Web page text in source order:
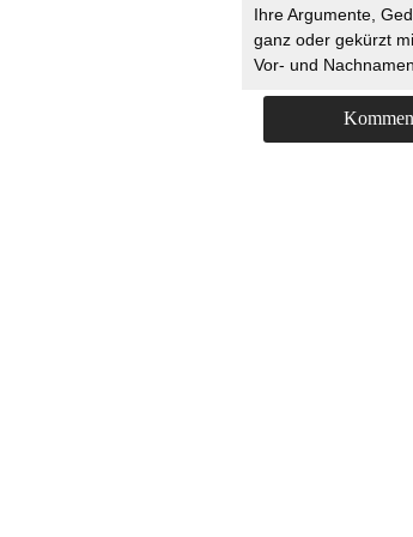
Ihre Argumente,
ganz oder gekürzt
Vor- und